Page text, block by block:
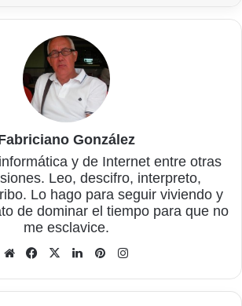
González
y de Internet entre otras
Leo, descifro, interpreto,
Lo hago para seguir viviendo y
de dominar el tiempo para que no
me esclavice.
Sitio
Facebook
X LinkedInPinterest